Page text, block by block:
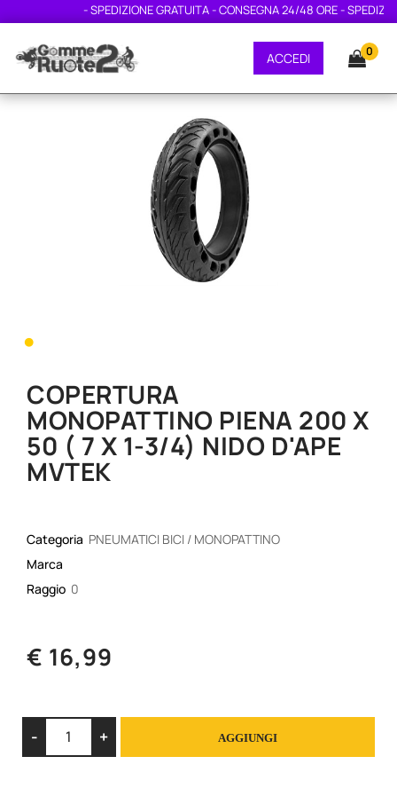
- SPEDIZIONE GRATUITA - CONSEGNA 24/48 ORE -
ACCEDI 0
•
COPERTURA
MONOPATTINO PIENA 200 X
50 ( 7 X 1-3/4) NIDO D'APE
MVTEK
Categoria PNEUMATICI BICI / MONOPATTINO
Marca
Raggio 0
€ 16,99
AGGIUNGI